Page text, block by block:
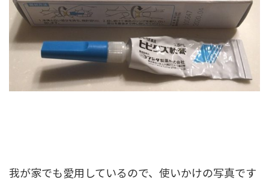
我が家でも愛用しているので、使いかけの写真です